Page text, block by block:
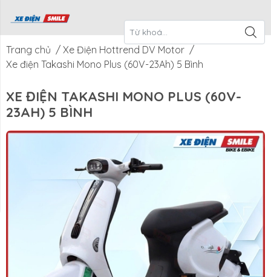
Xe Điện
Smile
CTKM Tháng
Trang chủ / Xe Điện Hottrend DV Motor /
Xe điện Takashi Mono Plus (60V-23Ah) 5 Bình
XE ĐIỆN TAKASHI MONO PLUS (60V-
23AH) 5 BÌNH